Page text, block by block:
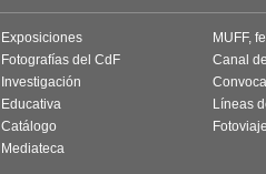
Exposiciones
Fotografías del CdF
Investigación
Educativa
Catálogo
Mediateca
MUFF,
Canal
Líneas